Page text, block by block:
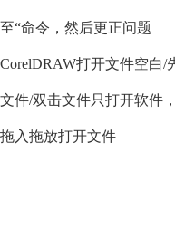
至“命令，然后更正问题
CorelDRAW打开文件空白/
文件/双击文件只打开软件
拖入拖放打开文件